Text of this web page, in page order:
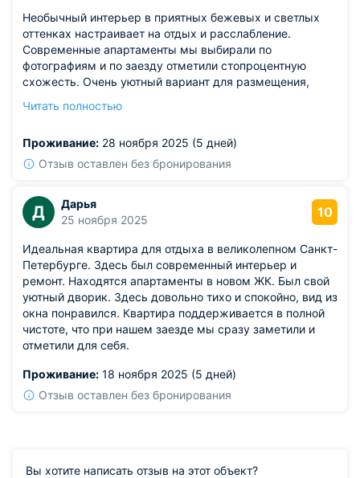
Необычный интерьер в приятных бежевых и светлых
оттенках настраивает на отдых и расслабление.
Современные апартаменты мы выбирали по
фотографиям и по заезду отметили стопроцентную
схожесть. Очень уютный вариант для размещения,
сюда приятно приходить по вечерам, прямо как
свежесть во всей квартире, что нельзя не выделить как
плюс.
Читать полностью
Проживание: 28 ноября 2025 (5 дней)
Отзыв оставлен без бронирования
Д
Дарья
25 ноября 2025
10
Идеальная квартира для отдыха в великолепном Санкт-
Петербурге. Здесь был современный интерьер и
ремонт. Находятся апартаменты в новом ЖК. Был свой
уютный дворик. Здесь довольно тихо и спокойно, вид из
окна понравился. Квартира поддерживается в полной
чистоте, что при нашем заезде мы сразу заметили и
отметили для себя.
Проживание: 18 ноября 2025 (5 дней)
Отзыв оставлен без бронирования
Вы хотите написать отзыв на этот объект?